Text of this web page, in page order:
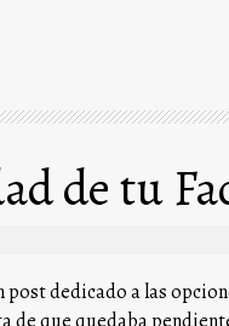
de tu
dedicado a las
de que quedaba